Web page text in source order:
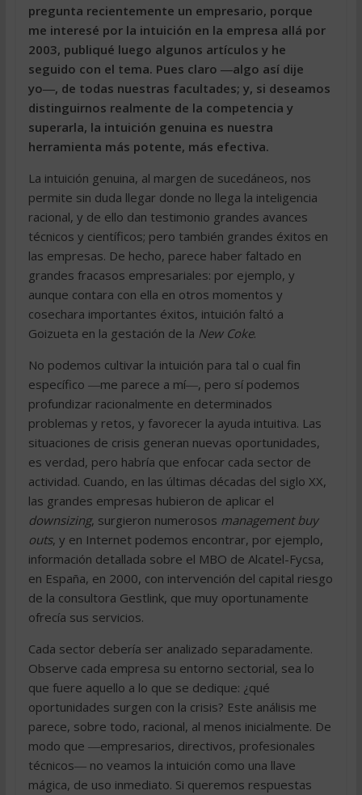
pregunta recientemente un empresario, porque
me interesé por la intuición en la empresa allá por
2003, publiqué luego algunos artículos y he
seguido con el tema. Pues claro ―algo así dije
yo―, de todas nuestras facultades; y, si deseamos
distinguirnos realmente de la competencia y
superarla, la intuición genuina es nuestra
herramienta más potente, más efectiva.
La intuición genuina, al margen de sucedáneos, nos
permite sin duda llegar donde no llega la inteligencia
racional, y de ello dan testimonio grandes avances
técnicos y científicos; pero también grandes éxitos en
las empresas. De hecho, parece haber faltado en
grandes fracasos empresariales: por ejemplo, y
aunque contara con ella en otros momentos y
cosechara importantes éxitos, intuición faltó a
Goizueta en la gestación de la New Coke.
No podemos cultivar la intuición para tal o cual fin
específico ―me parece a mí―, pero sí podemos
profundizar racionalmente en determinados
problemas y retos, y favorecer la ayuda intuitiva. Las
situaciones de crisis generan nuevas oportunidades,
es verdad, pero habría que enfocar cada sector de
actividad. Cuando, en las últimas décadas del siglo XX,
las grandes empresas hubieron de aplicar el
downsizing, surgieron numerosos management buy
outs, y en Internet podemos encontrar, por ejemplo,
información detallada sobre el MBO de Alcatel-Fycsa,
en España, en 2000, con intervención del capital riesgo
de la consultora Gestlink, que muy oportunamente
ofrecía sus servicios.
Cada sector debería ser analizado separadamente.
Observe cada empresa su entorno sectorial, sea lo
que fuere aquello a lo que se dedique: ¿qué
oportunidades surgen con la crisis? Este análisis me
parece, sobre todo, racional, al menos inicialmente. De
modo que ―empresarios, directivos, profesionales
técnicos― no veamos la intuición como una llave
mágica, de uso inmediato. Si queremos respuestas